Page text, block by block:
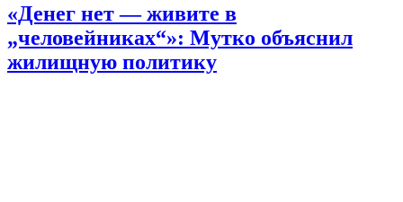
«Денег нет — живите в
„человейниках“»: Мутко объяснил
жилищную политику